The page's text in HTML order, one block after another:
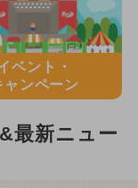
ベント・
ャンペーン
最新ニュー